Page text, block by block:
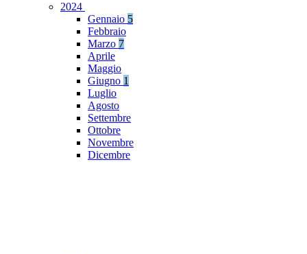
2024
Gennaio 5
Febbraio
Marzo 7
Aprile
Maggio
Giugno 1
Luglio
Agosto
Settembre
Ottobre
Novembre
Dicembre